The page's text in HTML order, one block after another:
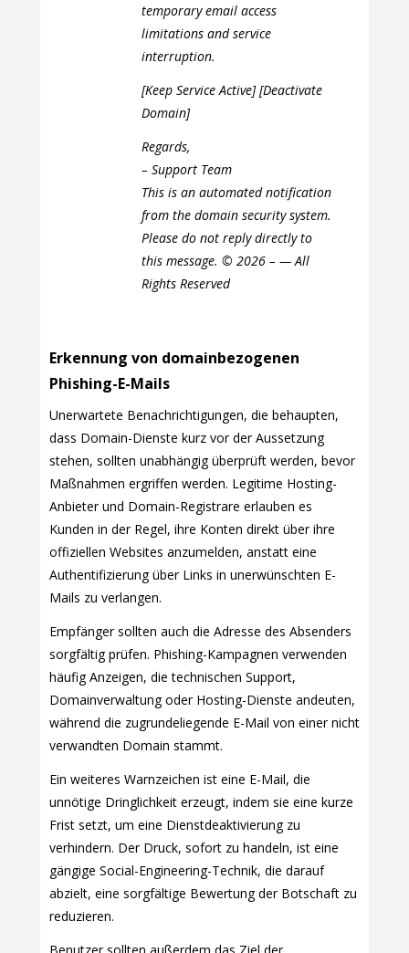
temporary email access
limitations and service
interruption.
[Keep Service Active] [Deactivate
Domain]
Regards,
– Support Team
This is an automated notification
from the domain security system.
Please do not reply directly to
this message. © 2026 – — All
Rights Reserved
Erkennung von domainbezogenen
Phishing-E-Mails
Unerwartete Benachrichtigungen, die behaupten,
dass Domain-Dienste kurz vor der Aussetzung
stehen, sollten unabhängig überprüft werden, bevor
Maßnahmen ergriffen werden. Legitime Hosting-
Anbieter und Domain-Registrare erlauben es
Kunden in der Regel, ihre Konten direkt über ihre
offiziellen Websites anzumelden, anstatt eine
Authentifizierung über Links in unerwünschten E-
Mails zu verlangen.
Empfänger sollten auch die Adresse des Absenders
sorgfältig prüfen. Phishing-Kampagnen verwenden
häufig Anzeigen, die technischen Support,
Domainverwaltung oder Hosting-Dienste andeuten,
während die zugrundeliegende E-Mail von einer nicht
verwandten Domain stammt.
Ein weiteres Warnzeichen ist eine E-Mail, die
unnötige Dringlichkeit erzeugt, indem sie eine kurze
Frist setzt, um eine Dienstdeaktivierung zu
verhindern. Der Druck, sofort zu handeln, ist eine
gängige Social-Engineering-Technik, die darauf
abzielt, eine sorgfältige Bewertung der Botschaft zu
reduzieren.
Benutzer sollten außerdem das Ziel der